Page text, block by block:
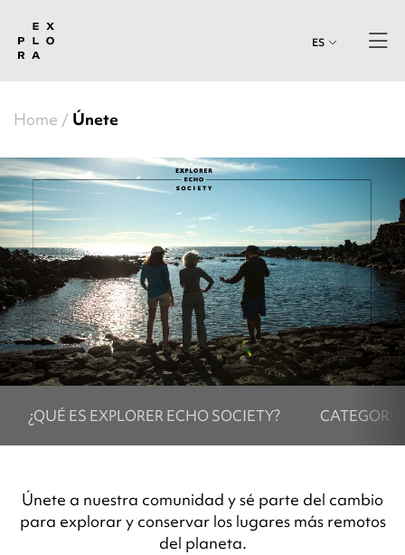
ES
Home Únete
¿QUÉ ES EXPLORER ECHO SOCIETY?
Únete a nuestra comunidad y sé parte del cambio
para explorar y conservar los lugares más remotos
del planeta.